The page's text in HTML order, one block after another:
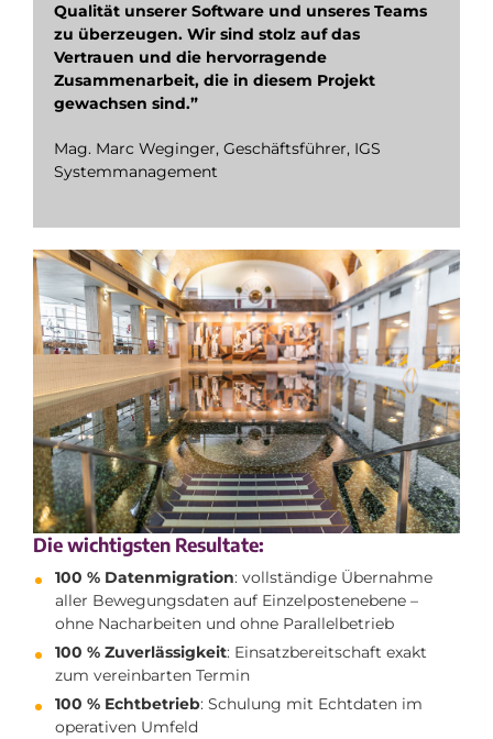
Qualität unserer Software und unseres Teams
zu überzeugen. Wir sind stolz auf das
Vertrauen und die hervorragende
Zusammenarbeit, die in diesem Projekt
gewachsen sind.”
Mag. Marc Weginger, Geschäftsführer, IGS
Systemmanagement
Die wichtigsten Resultate:
100 % Datenmigration: vollständige Übernahme
aller Bewegungsdaten auf Einzelpostenebene –
ohne Nacharbeiten und ohne Parallelbetrieb
100 % Zuverlässigkeit: Einsatzbereitschaft exakt
zum vereinbarten Termin
100 % Echtbetrieb: Schulung mit Echtdaten im
operativen Umfeld